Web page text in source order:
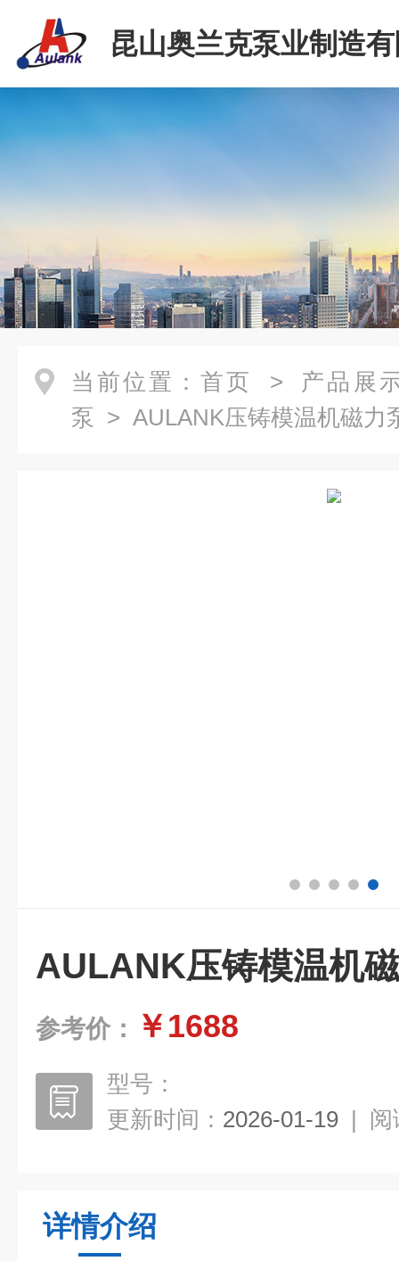
昆山奥兰克泵业制造
当前位置： 首页 > 产品展
泵 > AULANK压铸模温机磁力
AULANK压铸模温机
参考价： ￥1688
型号：
更新时间： 2026-01-19 | 阅
详情介绍